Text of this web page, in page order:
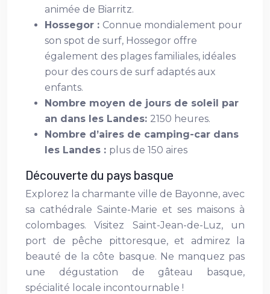
animée de Biarritz.
Hossegor : Connue mondialement pour
son spot de surf, Hossegor offre
également des plages familiales, idéales
pour des cours de surf adaptés aux
enfants.
Nombre moyen de jours de soleil par
an dans les Landes: 2150 heures.
Nombre d’aires de camping-car dans
les Landes : plus de 150 aires
Découverte du pays basque
Explorez la charmante ville de Bayonne, avec
sa cathédrale Sainte-Marie et ses maisons à
colombages. Visitez Saint-Jean-de-Luz, un
port de pêche pittoresque, et admirez la
beauté de la côte basque. Ne manquez pas
une dégustation de gâteau basque,
spécialité locale incontournable !